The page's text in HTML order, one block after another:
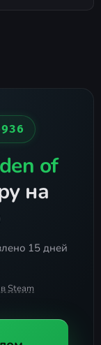
of
на
15 дней
Steam